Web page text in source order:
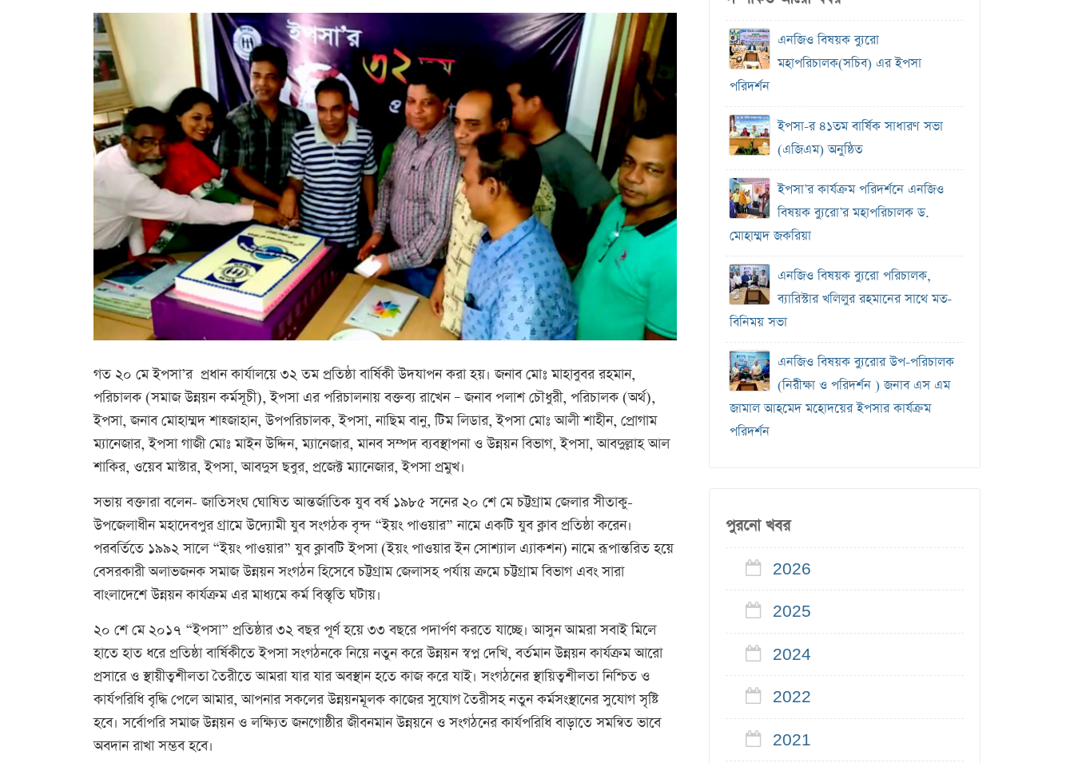
গত ২০ মে ইপসা’র প্রধান কার্যালয়ে ৩২ তম প্রতিষ্ঠা বার্ষিকী উদযাপন করা হয়। জনাব মোঃ মাহাবুবর রহমান,
পরিচালক (সমাজ উন্নয়ন কর্মসূচী), ইপসা এর পরিচালনায় বক্তব্য রাখেন – জনাব পলাশ চৌধুরী, পরিচালক (অর্থ),
ইপসা, জনাব মোহাম্মদ শাহ্জাহান, উপপরিচালক, ইপসা, নাছিম বানু, টিম লিডার, ইপসা মোঃ আলী শাহীন, প্রোগাম
ম্যানেজার, ইপসা গাজী মোঃ মাইন উদ্দিন, ম্যানেজার, মানব সম্পদ ব্যবস্থাপনা ও উন্নয়ন বিভাগ, ইপসা, আবদুল্লাহ আল
শাকির, ওয়েব মাস্টার, ইপসা, আবদুস ছবুর, প্রজেক্ট ম্যানেজার, ইপসা প্রমুখ।
সভায় বক্তারা বলেন- জাতিসংঘ ঘোষিত আন্তর্জাতিক যুব বর্ষ ১৯৮৫ সনের ২০ শে মে চট্টগ্রাম জেলার সীতাকু-
উপজেলাধীন মহাদেবপুর গ্রামে উদ্যোমী যুব সংগঠক বৃন্দ “ইয়ং পাওয়ার” নামে একটি যুব ক্লাব প্রতিষ্ঠা করেন।
পরবর্তিতে ১৯৯২ সালে “ইয়ং পাওয়ার” যুব ক্লাবটি ইপসা (ইয়ং পাওয়ার ইন সোশ্যাল এ্যাকশন) নামে রূপান্তরিত হয়ে
বেসরকারী অলাভজনক সমাজ উন্নয়ন সংগঠন হিসেবে চট্টগ্রাম জেলাসহ পর্যায় ক্রমে চট্টগ্রাম বিভাগ এবং সারা
বাংলাদেশে উন্নয়ন কার্যক্রম এর মাধ্যমে কর্ম বিস্তৃতি ঘটায়।
২০ শে মে ২০১৭ “ইপসা” প্রতিষ্ঠার ৩২ বছর পূর্ণ হয়ে ৩৩ বছরে পদার্পণ করতে যাচ্ছে। আসুন আমরা সবাই মিলে
হাতে হাত ধরে প্রতিষ্ঠা বার্ষিকীতে ইপসা সংগঠনকে নিয়ে নতুন করে উন্নয়ন স্বপ্ন দেখি, বর্তমান উন্নয়ন কার্যক্রম আরো
প্রসারে ও স্থায়ীত্বশীলতা তৈরীতে আমরা যার যার অবস্থান হতে কাজ করে যাই। সংগঠনের স্থায়িত্বশীলতা নিশ্চিত ও
কার্যপরিধি বৃদ্ধি পেলে আমার, আপনার সকলের উন্নয়নমূলক কাজের সুযোগ তৈরীসহ নতুন কর্মসংস্থানের সুযোগ সৃষ্টি
হবে। সর্বোপরি সমাজ উন্নয়ন ও লক্ষ্যিত জনগোষ্ঠীর জীবনমান উন্নয়নে ও সংগঠনের কার্যপরিধি বাড়াতে সমন্বিত ভাবে
অবদান রাখা সম্ভব হবে।
এনজিও বিষয়ক ব‍্যুরো
মহাপরিচালক(সচিব) এর ইপসা
পরিদর্শন
ইপসা-র ৪১তম বার্ষিক সাধারণ সভা
(এজিএম) অনুষ্ঠিত
ইপসা’র কার্যক্রম পরিদর্শনে এনজিও
বিষয়ক ব্যুরো’র মহাপরিচালক ড.
মোহাম্মদ জকরিয়া
এনজিও বিষয়ক ব্যুরো পরিচালক,
ব্যারিস্টার খলিলুর রহমানের সাথে মত-
বিনিময় সভা
এনজিও বিষয়ক ব‍্যুরোর উপ-পরিচালক
(নিরীক্ষা ও পরিদর্শন ) জনাব এস এম
জামাল আহমেদ মহোদয়ের ইপসার কার্যক্রম
পরিদর্শন
পুরনো খবর
2026
2025
2024
2022
2021